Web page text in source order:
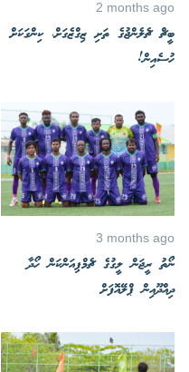
2 months ago
ބީޗް ޗެލެންޖުގެ ތަށި ޒިގްޒެގަށް، ކިންގަކަށް
ހުސެއިން!
3 months ago
ނޯތު ރީޖަން ލީގުގެ ޗެމްޕިއަންކަން ހޯދާ
ދިއްދޫއިން ޕްލޭއޮފަށް